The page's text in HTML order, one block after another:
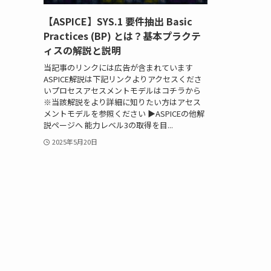
【ASPICE】SYS.1 要件抽出 Basic
Practices (BP) とは？基本プラクテ
ィスの解説と説明
当記事のリンクには広告が含まれています
ASPICE解説は下記リンクよりアクセスくださ
いプロセスアセスメントモデルはコチラから
※当該解説をより詳細に知りたい方はアセス
メントモデルを参照ください ▶ASPICEの他解
説ページへ 能力レベル3の取得を目...
2025年5月20日